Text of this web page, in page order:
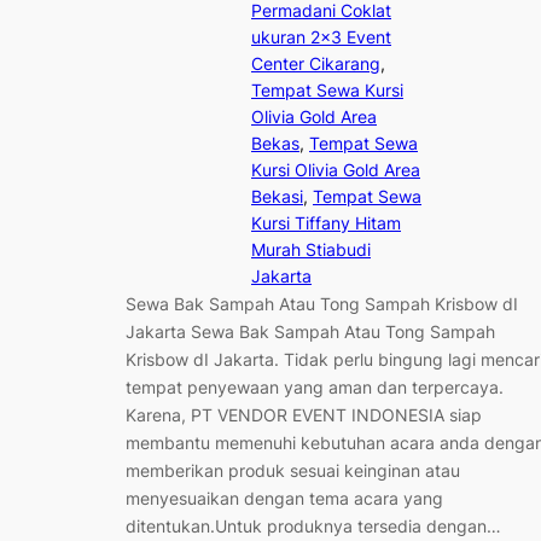
Permadani Coklat
ukuran 2×3 Event
Center Cikarang
Tempat Sewa Kursi
Olivia Gold Area
Bekas, Tempat Sewa
Kursi Olivia Gold Area
Bekasi, Tempat Sewa
Kursi Tiffany Hitam
Murah Stiabudi
Jakarta
Sewa Bak Sampah Atau Tong Sampah Krisbow dI
Jakarta Sewa Bak Sampah Atau Tong Sampah
Krisbow dI Jakarta. Tidak perlu bingung lagi
tempat penyewaan yang aman dan terpercaya.
Karena, PT VENDOR EVENT INDONESIA siap
membantu memenuhi kebutuhan acara anda
memberikan produk sesuai keinginan atau
menyesuaikan dengan tema acara yang
ditentukan.Untuk produknya tersedia dengan…